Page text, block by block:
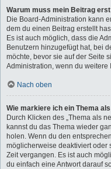
Warum muss mein Beitrag
Die Board-Administration kann
dem du einen Beitrag erstellt
Es ist auch möglich, dass die
Benutzern hinzugefügt hat, bei
möchte, bevor sie auf der Seite
Administration, wenn du
Nach oben
Wie markiere ich ein Thema
Durch Klicken des „Thema als
kannst du das Thema wieder
holen. Wenn du den
möglicherweise deaktiviert oder
Zeit vergangen. Es ist auch
du einfach eine Antwort darauf